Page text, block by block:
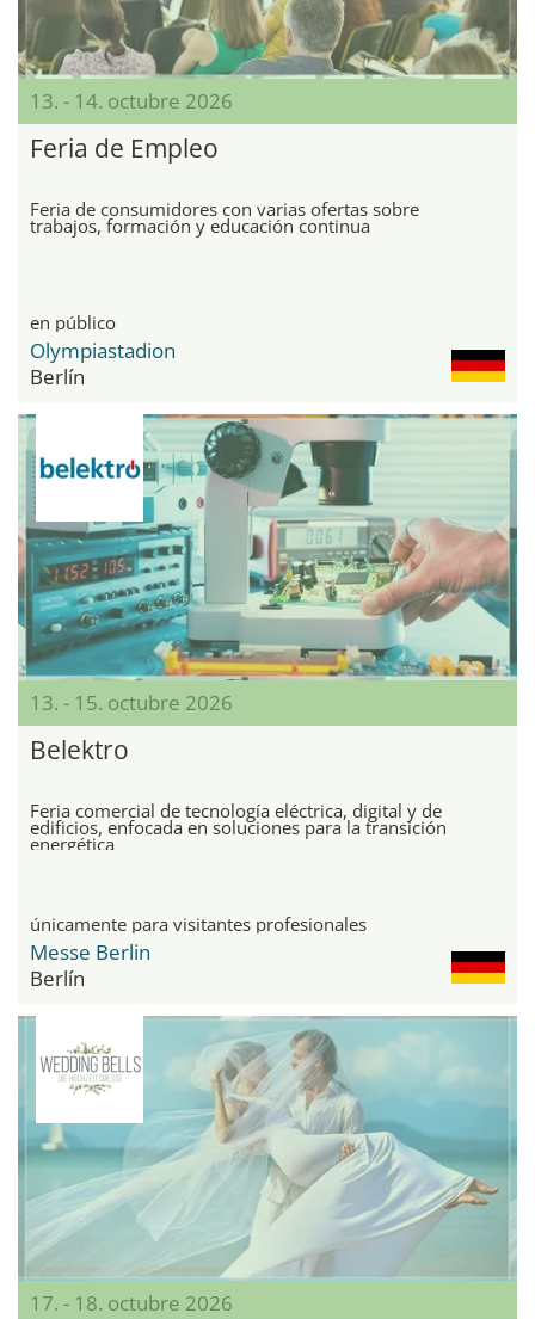
13. - 14. octubre 2026
Feria de Empleo
Feria de consumidores con varias ofertas sobre
trabajos, formación y educación continua
en público
Olympiastadion
Berlín
13. - 15. octubre 2026
Belektro
Feria comercial de tecnología eléctrica, digital y de
edificios, enfocada en soluciones para la transición
energética
únicamente para visitantes profesionales
Messe Berlin
Berlín
17. - 18. octubre 2026